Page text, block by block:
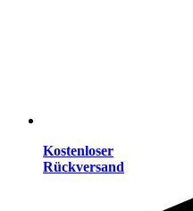
Kostenloser
Rückversand